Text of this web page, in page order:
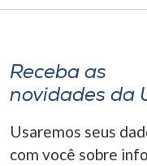
Receba as
novidades da
Usaremos seus
com você sobre